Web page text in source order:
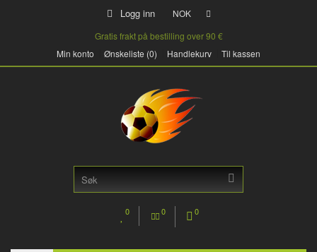
Logg inn
NOK
Gratis frakt på bestilling over 90 €
Min konto
Ønskeliste (0) Handlekurv Til kassen
0 0 0